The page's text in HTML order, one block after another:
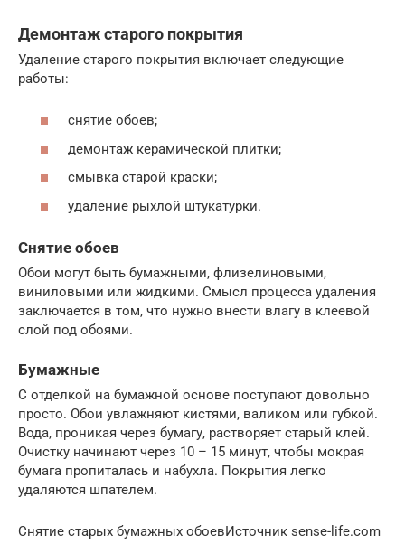
Демонтаж старого покрытия
Удаление старого покрытия включает следующие
работы:
снятие обоев;
демонтаж керамической плитки;
смывка старой краски;
удаление рыхлой штукатурки.
Снятие обоев
Обои могут быть бумажными, флизелиновыми,
виниловыми или жидкими. Смысл процесса удаления
заключается в том, что нужно внести влагу в клеевой
слой под обоями.
Бумажные
С отделкой на бумажной основе поступают довольно
просто. Обои увлажняют кистями, валиком или губкой.
Вода, проникая через бумагу, растворяет старый клей.
Очистку начинают через 10 – 15 минут, чтобы мокрая
бумага пропиталась и набухла. Покрытия легко
удаляются шпателем.
Снятие старых бумажных обоевИсточник sense-life.com